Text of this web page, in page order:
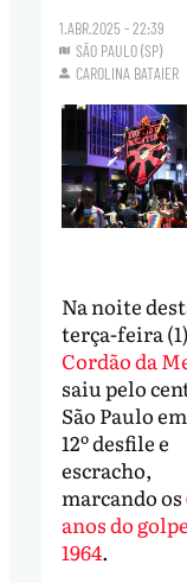
1.ABR.2025 - 22:39
SÃO PAULO (SP)
CAROLINA BATAIER
Na noite
terça-feira
Cordão da
saiu pelo
São Paulo
12º desfile e
escracho,
marcando os
anos do
1964.